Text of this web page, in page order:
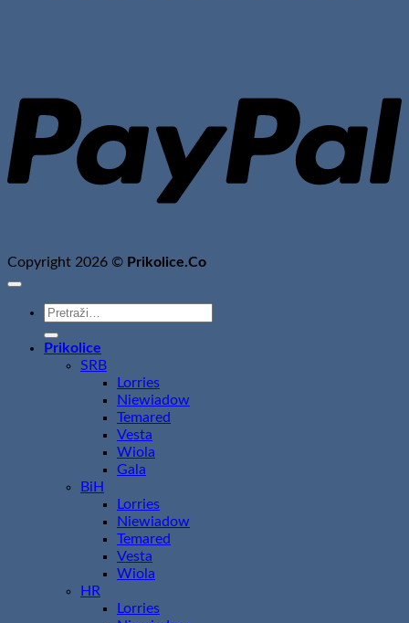
Copyright 2026 © Prikolice.Co
Pretraži:
Prikolice
SRB
Lorries
Niewiadow
Temared
Vesta
Wiola
Gala
BiH
Lorries
Niewiadow
Temared
Vesta
Wiola
HR
Lorries